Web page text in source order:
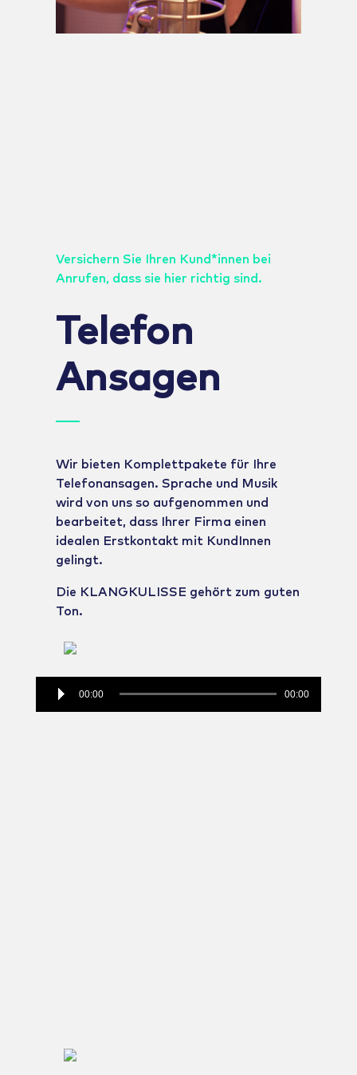
Versichern Sie Ihren Kund*innen bei
Anrufen, dass sie hier richtig sind.
Telefon
Ansagen
Wir bieten Komplettpakete für Ihre
Telefonansagen. Sprache und Musik
wird von uns so aufgenommen und
bearbeitet, dass Ihrer Firma einen
idealen Erstkontakt mit KundInnen
gelingt.
Die KLANGKULISSE gehört zum guten
Ton.
Audio
Player
00:00 00:00